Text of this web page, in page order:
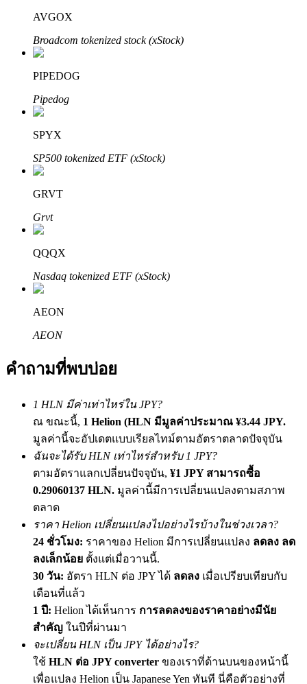
พันธมิตร Bitrue
มากถึง 65% คอมมิชชั่น!
การแนะนำ
BTC Welcome Rewards
BTC Welcome Rewards
Deposit & Trade BTC to Share 25000 USDT prize pool!
Deposit CASHCAT & Win
AVGOX
Broadcom tokenized stock (xStock)
PIPEDOG
Pipedog
SPYX
SP500 tokenized ETF (xStock)
GRVT
Grvt
QQQX
Nasdaq tokenized ETF (xStock)
AEON
AEON
คำถามที่พบบ่อย
1 HLN มีค่าเท่าไหร่ใน JPY?
ณ ขณะนี้, 1 Helion (HLN มีมูลค่าประมาณ ¥3.44 JPY.
มูลค่านี้จะอัปเดตแบบเรียลไทม์ตามอัตราตลาดปัจจุบัน
ฉันจะได้รับ HLN เท่าไหร่สำหรับ 1 JPY?
ตามอัตราแลกเปลี่ยนปัจจุบัน, ¥1 JPY สามารถซื้อ
0.29060137 HLN. มูลค่านี้มีการเปลี่ยนแปลงตามสภาพ
ตลาด
ราคา Helion เปลี่ยนแปลงไปอย่างไรบ้างในช่วงเวลา?
24 ชั่วโมง: ราคาของ Helion มีการเปลี่ยนแปลง ลดลง ลด
ลงเล็กน้อย ตั้งแต่เมื่อวานนี้.
30 วัน: อัตรา HLN ต่อ JPY ได้ ลดลง เมื่อเปรียบเทียบกับ
เดือนที่แล้ว
1 ปี: Helion ได้เห็นการ การลดลงของราคาอย่างมีนัย
สำคัญ ในปีที่ผ่านมา
จะเปลี่ยน HLN เป็น JPY ได้อย่างไร?
ใช้ HLN ต่อ JPY converter ของเราที่ด้านบนของหน้านี้
เพื่อแปลง Helion เป็น Japanese Yen ทันที นี่คือตัวอย่างที่